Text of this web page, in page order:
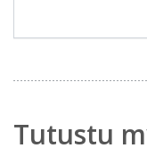
Tutustu